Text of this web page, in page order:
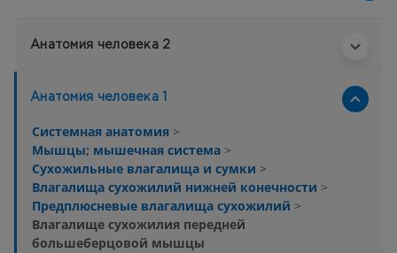
Анатомия человека 2
Анатомия человека 1
Системная анатомия >
Мышцы; мышечная система >
Сухожильные влагалища и сумки >
Влагалища сухожилий нижней конечности >
Предплюсневые влагалища сухожилий >
Влагалище сухожилия передней
большеберцовой мышцы